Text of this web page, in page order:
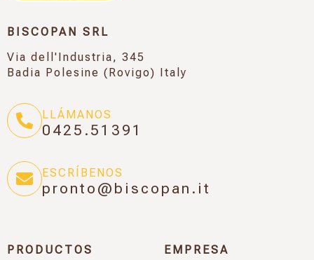
BISCOPAN SRL
Via dell'Industria, 345
Badia Polesine (Rovigo) Italy
LLÁMANOS
0425.51391
ESCRÍBENOS
pronto@biscopan.it
PRODUCTOS EMPRESA